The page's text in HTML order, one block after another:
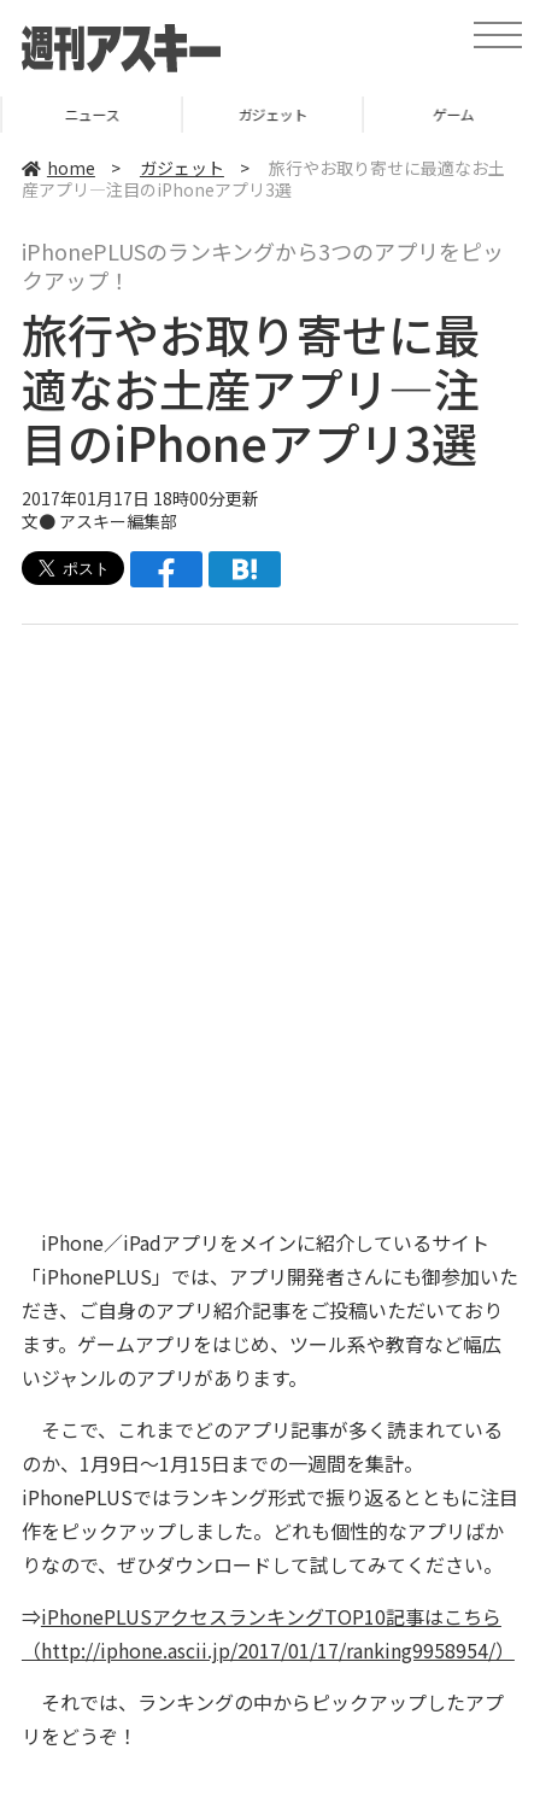
t
o
a
v
t
ニュース ガジェット ゲーム
home > ガジェット >
旅行やお取り寄せに最適なお土
産アプリ―注目のiPhoneアプリ3選
iPhonePLUSのランキングから3つのアプリをピッ
クアップ！
旅行やお取り寄せに最
適なお土産アプリ―注
目のiPhoneアプリ3選
2017年01月17日 18時00分更新
文● アスキー編集部
iPhone／iPadアプリをメインに紹介しているサイト
「iPhonePLUS」では、アプリ開発者さんにも御参加いた
だき、ご自身のアプリ紹介記事をご投稿いただいており
ます。ゲームアプリをはじめ、ツール系や教育など幅広
いジャンルのアプリがあります。
そこで、これまでどのアプリ記事が多く読まれている
のか、1月9日～1月15日までの一週間を集計。
iPhonePLUSではランキング形式で振り返るとともに注目
作をピックアップしました。どれも個性的なアプリばか
りなので、ぜひダウンロードして試してみてください。
⇒iPhonePLUSアクセスランキングTOP10記事はこちら
（http://iphone.ascii.jp/2017/01/17/ranking9958954/）
それでは、ランキングの中からピックアップしたアプ
リをどうぞ！